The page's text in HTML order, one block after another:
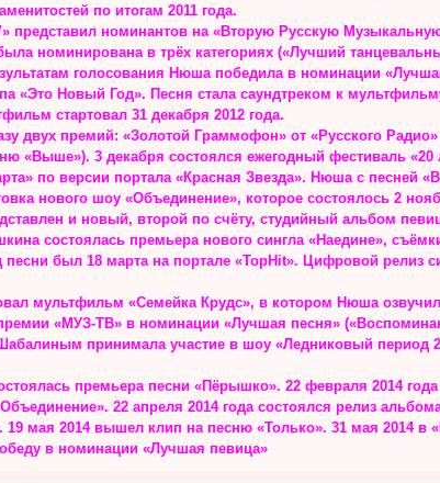
по итогам 2011 года.
представил номинантов на «Вторую Русскую
номинирована в трёх категориях («Лучший
голосования Нюша победила в номинации
«Это Новый Год». Песня стала саундтреком к
стартовал 31 декабря 2012 года.
двух премий: «Золотой Граммофон» от «Русского
«Выше»). 3 декабря состоялся ежегодный фестиваль
по версии портала «Красная Звезда». Нюша с песней
нового шоу «Объединение», которое состоялось 2
и новый, второй по счёту, студийный альбом
состоялась премьера нового сингла «Наедине»,
был 18 марта на портале «TopHit». Цифровой релиз
мультфильм «Семейка Крудс», в котором Нюша
«МУЗ-ТВ» в номинации «Лучшая песня»
принимала участие в шоу «Ледниковый период
премьера песни «Пёрышко». 22 февраля 2014
22 апреля 2014 года состоялся релиз
19 мая 2014 вышел клип на песню «Только». 31 мая 2014 в
в номинации «Лучшая певица»